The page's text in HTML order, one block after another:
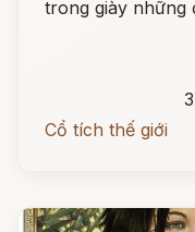
trong giày những
Cổ tích thế giới